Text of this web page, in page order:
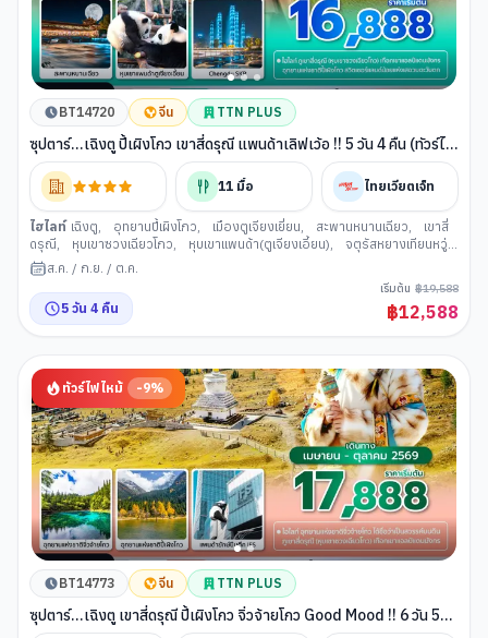
BT14720 จีน TTN PLUS
ซุปตาร์...เฉิงตู ปี้เผิงโกว เขาสี่ดรุณี แพนด้าเลิฟเว้อ !! 5 วัน 4 คืน (ทัวร์ไม่
ลงร้าน) (APR - OCT 26) บินเย็น-กลับดึก
11 มื้อ ไทยเวียตเจ็ท
ไฮไลท์ เฉิงตู, อุทยานปี้เผิงโกว, เมืองตูเจียงเยี่ยน, สะพานหนานเฉียว,
เขาสี่
ดรุณี, หุบเขาซวงเฉียวโกว, หุบเขาแพนด้า(ตูเจียงเอี้ยน), จตุรัสหยางเทียนหวู่,
ซอยกว้างแคบ (เมืองเฉิงตู)
ห้าง SKP
วัดต้าสือ (เฉิงตู) ถนนคนเดินไท่กู่หลี่
ส.ค. / ก.ย. / ต.ค.
5 วัน 4 คืน
เริ่มต้น ฿19,588
฿12,588
ทัวร์ไฟไหม้ -9%
BT14773 จีน TTN PLUS
ซุปตาร์...เฉิงตู เขาสี่ดรุณี ปี้เผิงโกว จิ่วจ้ายโกว Good Mood !! 6 วัน 5